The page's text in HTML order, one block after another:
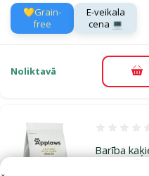
💛Grain-
free
E-veikala
cena 💻
Noliktavā
Barība